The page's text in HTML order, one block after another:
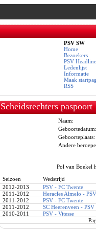
PSV SW
Home
Bezoekers
PSV
Ledenlijst
Informatie
Maak
RSS
Scheidsrechters paspoort
Naam:
Geboortedatum:
Geboorteplaats:
Andere
Pol van Boekel
Seizoen
Wedstrijd
2012-2013
PSV - FC Twente
2011-2012
Heracles Almelo - PSV
2011-2012
PSV - FC Twente
2011-2012
SC Heerenveen - PSV
2010-2011
PSV - Vitesse